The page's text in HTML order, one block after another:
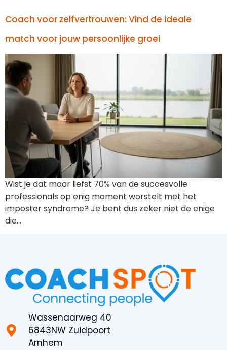
Coach voor zelfvertrouwen: Vind de ideale
match voor jouw persoonlijke groei
Wist je dat maar liefst 70% van de succesvolle
professionals op enig moment worstelt met het
imposter syndrome? Je bent dus zeker niet de enige
die…
Wassenaarweg 40
6843NW Zuidpoort
Arnhem